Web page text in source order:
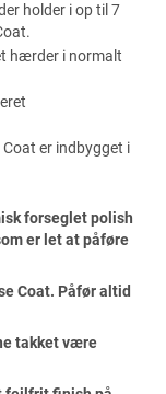
holder i op til 7
hærder i normalt
er indbygget i
forseglet polish
er let at påføre
Coat. Påfør altid
takket være